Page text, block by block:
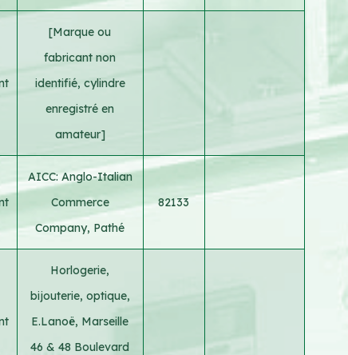
[Marque ou
fabricant non
identifié, cylindre
enregistré en
amateur]
AICC: Anglo-Italian
Commerce
Company, Pathé
82133
Horlogerie,
bijouterie, optique,
E.Lanoë, Marseille
46 & 48 Boulevard